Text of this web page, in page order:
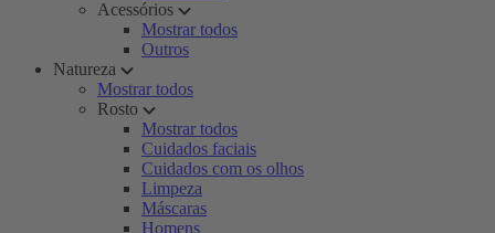
Acessórios
Mostrar todos
Outros
Natureza
Mostrar todos
Rosto
Mostrar todos
Cuidados faciais
Cuidados com os olhos
Limpeza
Máscaras
Homens